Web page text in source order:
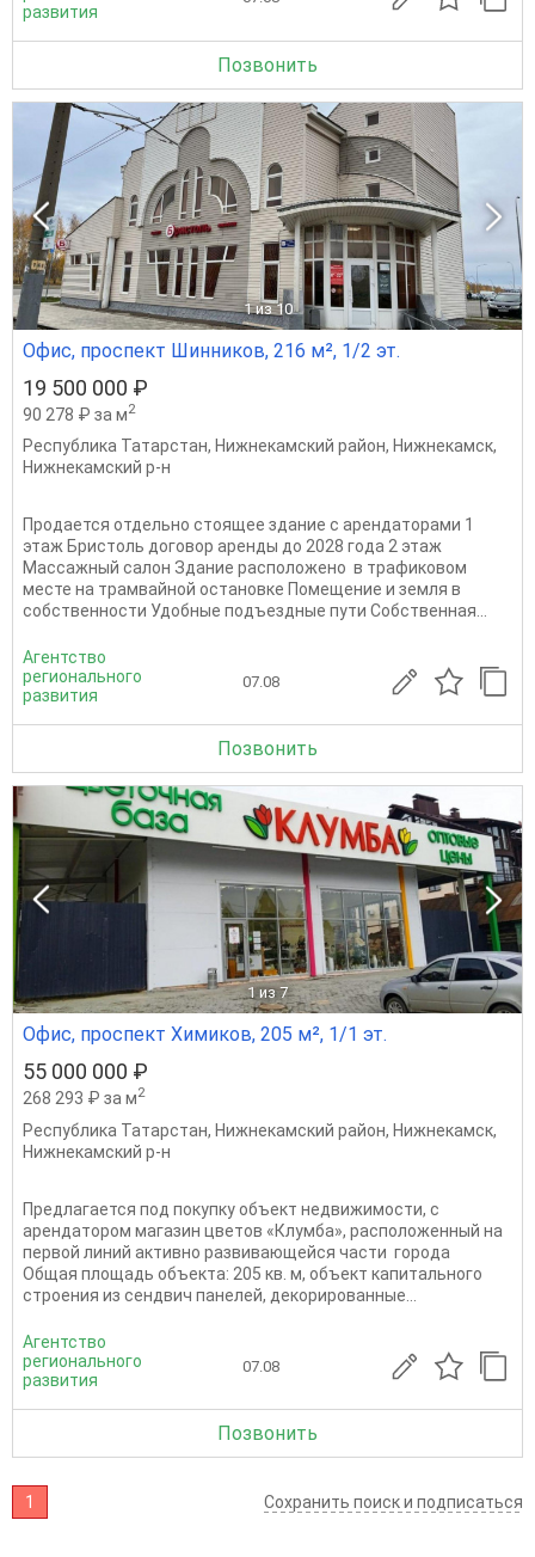
развития
Позвонить
1 из 10
Офис, проспект Шинников, 216 м², 1/2 эт.
19 500 000 ₽
90 278 ₽ за м2
Республика Татарстан, Нижнекамский район, Нижнекамск,
Нижнекамский р-н
Продается отдельно стоящее здание с арендаторами 1
этаж Бристоль договор аренды до 2028 года 2 этаж
Массажный салон Здание расположено в трафиковом
месте на трамвайной остановке Помещение и земля в
собственности Удобные подъездные пути Собственная...
Агентство
регионального
развития
07.08
Позвонить
1 из 7
Офис, проспект Химиков, 205 м², 1/1 эт.
55 000 000 ₽
268 293 ₽ за м2
Республика Татарстан, Нижнекамский район, Нижнекамск,
Нижнекамский р-н
Предлагается под покупку объект недвижимости, с
арендатором магазин цветов «Клумба», расположенный на
первой линий активно развивающейся части города
Общая площадь объекта: 205 кв. м, объект капитального
строения из сендвич панелей, декорированные...
Агентство
регионального
развития
07.08
Позвонить
1 Сохранить поиск и подписаться